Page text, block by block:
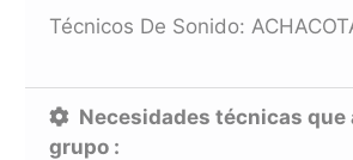
Técnicos De Sonido:
Necesidades técnicas que
grupo :